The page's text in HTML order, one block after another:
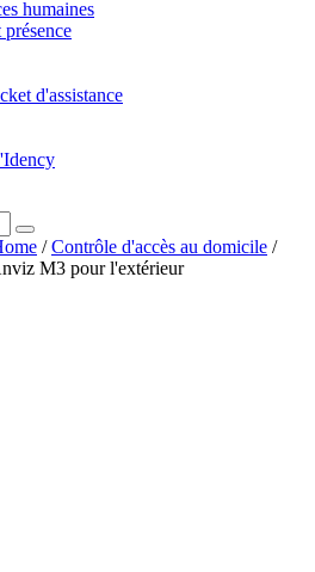
humaines
présence
d'assistance
/Contrôle d'accès au domicile /
M3 pour l'extérieur